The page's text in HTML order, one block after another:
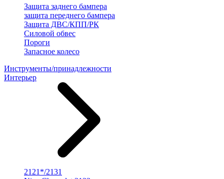
Защита заднего бампера
защита переднего бампера
Защита ДВС/КПП/РК
Силовой обвес
Пороги
Запасное колесо
Инструменты/принадлежности
Интерьер
2121*/2131